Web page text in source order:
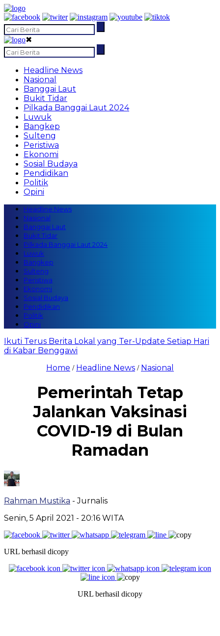
✖
Headline News
Nasional
Banggai Laut
Bukit Tidar
Pilkada Banggai Laut 2024
Luwuk
Bangkep
Sulteng
Peristiwa
Ekonomi
Sosial Budaya
Pendidikan
Politik
Opini
Headline News
Nasional
Banggai Laut
Bukit Tidar
Pilkada Banggai Laut 2024
Luwuk
Bangkep
Sulteng
Peristiwa
Ekonomi
Sosial Budaya
Pendidikan
Politik
Opini
Ikuti Terus Berita Lokal yang Ter-Update Setiap Hari
di Kabar Benggawi
Home / Headline News / Nasional
Pemerintah Tetap
Jalankan Vaksinasi
COVID-19 di Bulan
Ramadan
Rahman Mustika - Jurnalis
Senin, 5 April 2021 - 20:16 WITA
URL berhasil dicopy
URL berhasil dicopy